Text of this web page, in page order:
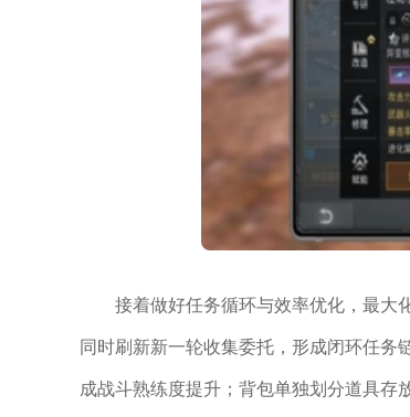
接着做好任务循环与效率优化，最大
同时刷新新一轮收集委托，形成闭环任务
成战斗熟练度提升；背包单独划分道具